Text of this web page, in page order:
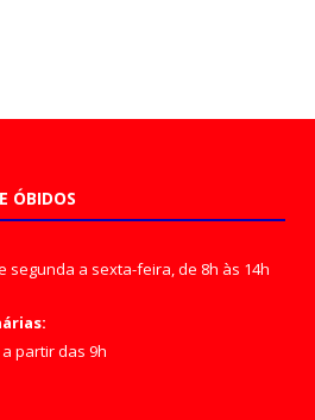
ÓBIDOS
segunda a sexta-feira, de 8h às 14h
partir das 9h